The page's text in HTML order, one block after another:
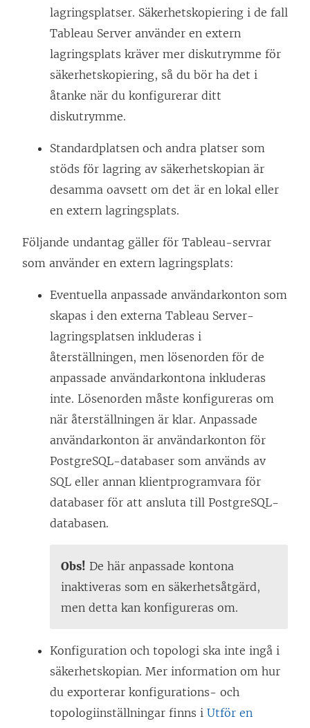
lagringsplatser. Säkerhetskopiering i de fall
Tableau Server använder en extern
lagringsplats kräver mer diskutrymme för
säkerhetskopiering, så du bör ha det i
åtanke när du konfigurerar ditt
diskutrymme.
Standardplatsen och andra platser som
stöds för lagring av säkerhetskopian är
desamma oavsett om det är en lokal eller
en extern lagringsplats.
Följande undantag gäller för Tableau-servrar
som använder en extern lagringsplats:
Eventuella anpassade användarkonton som
skapas i den externa Tableau Server-
lagringsplatsen inkluderas i
återställningen, men lösenorden för de
anpassade användarkontona inkluderas
inte. Lösenorden måste konfigureras om
när återställningen är klar. Anpassade
användarkonton är användarkonton för
PostgreSQL-databaser som används av
SQL eller annan klientprogramvara för
databaser för att ansluta till PostgreSQL-
databasen.
Obs! De här anpassade kontona
inaktiveras som en säkerhetsåtgärd,
men detta kan konfigureras om.
Konfiguration och topologi ska inte ingå i
säkerhetskopian. Mer information om hur
du exporterar konfigurations- och
topologiinställningar finns i Utför en